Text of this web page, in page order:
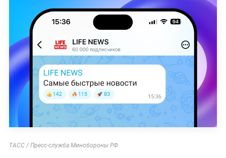
ТАСС / Пресс-служба Минобороны РФ